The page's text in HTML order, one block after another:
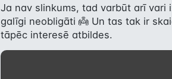
Ja nav slinkums, tad varbūt arī
galīgi neobligāti 👼 Un tas tak ir
tāpēc interesē atbildes.